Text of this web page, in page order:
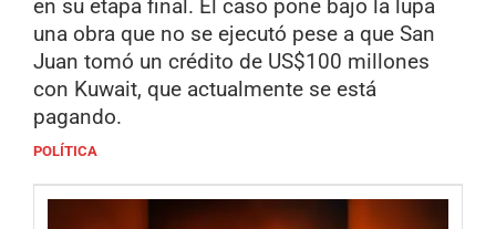
en su etapa final. El caso pone bajo la lupa
una obra que no se ejecutó pese a que San
Juan tomó un crédito de US$100 millones
con Kuwait, que actualmente se está
pagando.
POLÍTICA